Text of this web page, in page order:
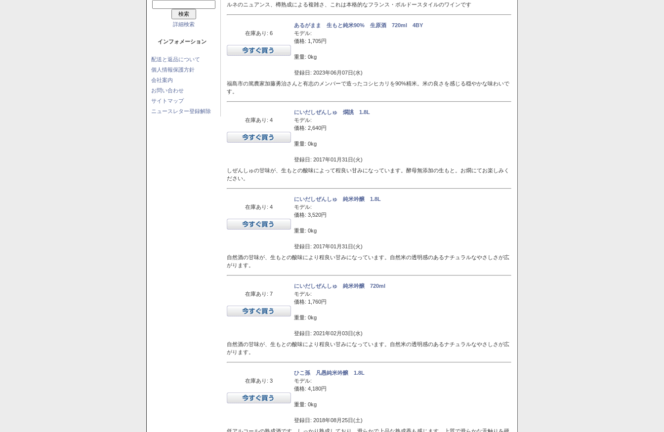
詳細検索
インフォメーション
配送と返品について
個人情報保護方針
会社案内
お問い合わせ
サイトマップ
ニュースレター登録解除
ルネのニュアンス、樽熟成による複雑さ、これは本格的なフランス・ボルドースタイルのワインです
在庫あり: 6
あるがまま 生もと純米90% 生原酒 720ml 4BY
モデル:
価格: 1,705円
重量: 0kg
登録日: 2023年06月07日(水)
福島市の篤農家加藤勇治さんと有志のメンバーで造ったコシヒカリを90%精米。米の良さを感じる穏やかな味わいで
す。
在庫あり: 4
にいだしぜんしゅ 燗誂 1.8L
モデル:
価格: 2,640円
重量: 0kg
登録日: 2017年01月31日(火)
しぜんしゅの甘味が、生もとの酸味によって程良い甘みになっています。酵母無添加の生もと。お燗にてお楽しみく
ださい。
在庫あり: 4
にいだしぜんしゅ 純米吟醸 1.8L
モデル:
価格: 3,520円
重量: 0kg
登録日: 2017年01月31日(火)
自然酒の甘味が、生もとの酸味により程良い甘みになっています。自然米の透明感のあるナチュラルなやさしさが広
がります。
在庫あり: 7
にいだしぜんしゅ 純米吟醸 720ml
モデル:
価格: 1,760円
重量: 0kg
登録日: 2021年02月03日(水)
自然酒の甘味が、生もとの酸味により程良い甘みになっています。自然米の透明感のあるナチュラルなやさしさが広
がります。
在庫あり: 3
ひこ孫 凡愚純米吟醸 1.8L
モデル:
価格: 4,180円
重量: 0kg
登録日: 2018年08月25日(土)